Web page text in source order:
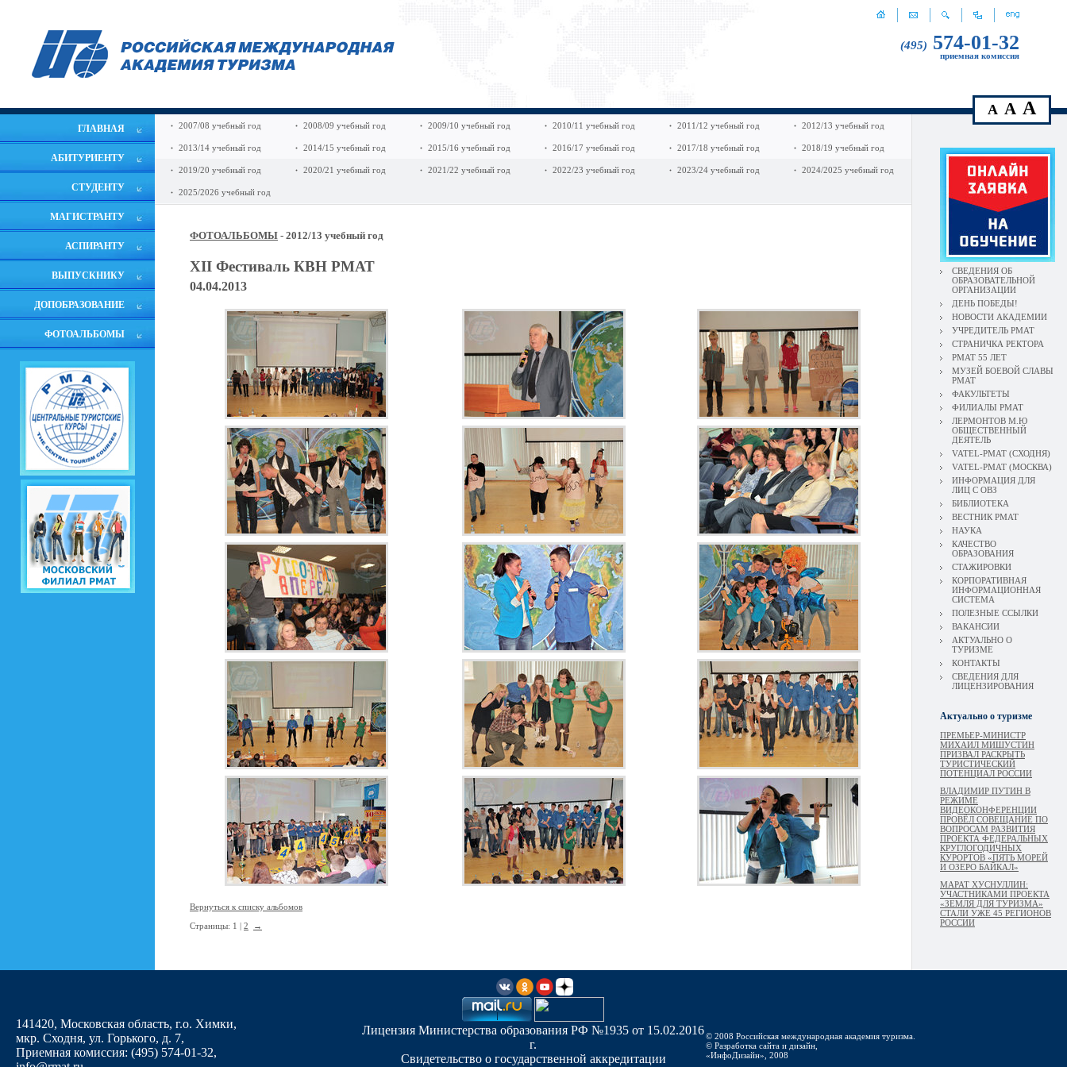
(495) 574-01-32
приемная комиссия
ГЛАВНАЯ
АБИТУРИЕНТУ
СТУДЕНТУ
МАГИСТРАНТУ
АСПИРАНТУ
ВЫПУСКНИКУ
ДОПОБРАЗОВАНИЕ
ФОТОАЛЬБОМЫ
A A A
2007/08 учебный год 2008/09 учебный год 2009/10 учебный год 2010/11 учебный год 2011/12 учебный год 2012/13 учебный год
2013/14 учебный год 2014/15 учебный год 2015/16 учебный год 2016/17 учебный год 2017/18 учебный год 2018/19 учебный год
2019/20 учебный год 2020/21 учебный год 2021/22 учебный год 2022/23 учебный год 2023/24 учебный год 2024/2025 учебный год
2025/2026 учебный год
ФОТОАЛЬБОМЫ - 2012/13 учебный год
XII Фестиваль КВН РМАТ
04.04.2013
Вернуться к списку альбомов
Страницы: 1 | 2 →
СВЕДЕНИЯ ОБ
ОБРАЗОВАТЕЛЬНОЙ
ОРГАНИЗАЦИИ
ДЕНЬ ПОБЕДЫ!
НОВОСТИ АКАДЕМИИ
УЧРЕДИТЕЛЬ РМАТ
СТРАНИЧКА РЕКТОРА
РМАТ 55 ЛЕТ
МУЗЕЙ БОЕВОЙ СЛАВЫ
РМАТ
ФАКУЛЬТЕТЫ
ФИЛИАЛЫ РМАТ
ЛЕРМОНТОВ М.Ю
ОБЩЕСТВЕННЫЙ
ДЕЯТЕЛЬ
VATEL-РМАТ (СХОДНЯ)
VATEL-РМАТ (МОСКВА)
ИНФОРМАЦИЯ ДЛЯ
ЛИЦ С ОВЗ
БИБЛИОТЕКА
ВЕСТНИК РМАТ
НАУКА
КАЧЕСТВО
ОБРАЗОВАНИЯ
СТАЖИРОВКИ
КОРПОРАТИВНАЯ
ИНФОРМАЦИОННАЯ
СИСТЕМА
ПОЛЕЗНЫЕ ССЫЛКИ
ВАКАНСИИ
АКТУАЛЬНО О
ТУРИЗМЕ
КОНТАКТЫ
СВЕДЕНИЯ ДЛЯ
ЛИЦЕНЗИРОВАНИЯ
Актуально о туризме
ПРЕМЬЕР-МИНИСТР
МИХАИЛ МИШУСТИН
ПРИЗВАЛ РАСКРЫТЬ
ТУРИСТИЧЕСКИЙ
ПОТЕНЦИАЛ РОССИИ
ВЛАДИМИР ПУТИН В
РЕЖИМЕ
ВИДЕОКОНФЕРЕНЦИИ
ПРОВЁЛ СОВЕЩАНИЕ ПО
ВОПРОСАМ РАЗВИТИЯ
ПРОЕКТА ФЕДЕРАЛЬНЫХ
КРУГЛОГОДИЧНЫХ
КУРОРТОВ «ПЯТЬ МОРЕЙ
И ОЗЕРО БАЙКАЛ»
МАРАТ ХУСНУЛЛИН:
УЧАСТНИКАМИ ПРОЕКТА
«ЗЕМЛЯ ДЛЯ ТУРИЗМА»
СТАЛИ УЖЕ 45 РЕГИОНОВ
РОССИИ
141420, Московская область, г.о. Химки,
мкр. Сходня, ул. Горького, д. 7,
Приемная комиссия: (495) 574-01-32,
Лицензия Министерства образования РФ №1935 от 15.02.2016
г.
Свидетельство о государственной аккредитации
© 2008 Российская международная академия туризма.
© Разработка сайта и дизайн,
«ИнфоДизайн», 2008